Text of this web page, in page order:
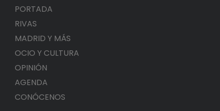
PORTADA
RIVAS
MADRID Y MÁS
OCIO Y CULTURA
OPINIÓN
AGENDA
CONÓCENOS